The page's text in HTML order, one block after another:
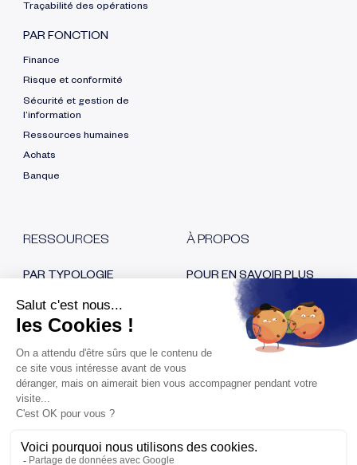
Traçabilité des opérations
PAR FONCTION
Finance
Risque et conformité
Sécurité et gestion de
l’information
Ressources humaines
Achats
Banque
RESSOURCES
PAR TYPOLOGIE
Blog
E-book
Replays
Espace Presse
À PROPOS
POUR EN SAVOIR PLUS
Qui sommes nous ?
Nos certifications
RESTONS EN CONTACT
l’éviter ?